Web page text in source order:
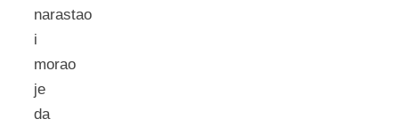
narastao
i
morao
je
da